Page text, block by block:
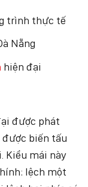
trình thực tế
Nẵng
hiện đại
được phát
biến tấu
Kiểu mái này
lệch một